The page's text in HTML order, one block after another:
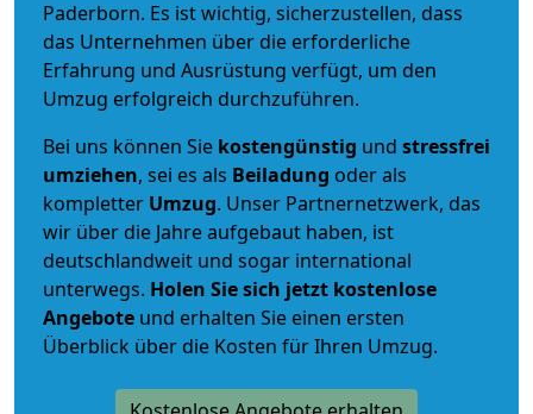
Paderborn. Es ist wichtig, sicherzustellen, dass
das Unternehmen über die erforderliche
Erfahrung und Ausrüstung verfügt, um den
Umzug erfolgreich durchzuführen.
Bei uns können Sie kostengünstig und stressfrei
umziehen, sei es als Beiladung oder als
kompletter Umzug. Unser Partnernetzwerk, das
wir über die Jahre aufgebaut haben, ist
deutschlandweit und sogar international
unterwegs. Holen Sie sich jetzt kostenlose
Angebote und erhalten Sie einen ersten
Überblick über die Kosten für Ihren Umzug.